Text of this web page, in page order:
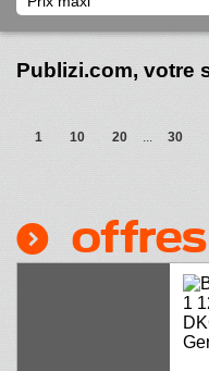
Publizi.com, votre
1 10 20 ... 30
Offres